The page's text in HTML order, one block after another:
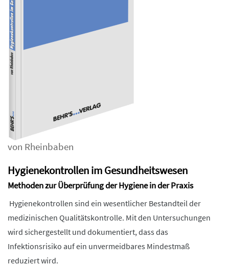
von Rheinbaben
Hygienekontrollen im Gesundheitswesen
Methoden zur Überprüfung der Hygiene in der Praxis
Hygienekontrollen sind ein wesentlicher Bestandteil der
medizinischen Qualitätskontrolle. Mit den Untersuchungen
wird sichergestellt und dokumentiert, dass das
Infektionsrisiko auf ein unvermeidbares Mindestmaß
reduziert wird.